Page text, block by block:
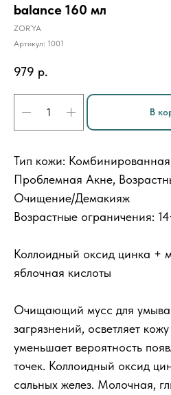
balance 160 мл
ZOR`YA
Артикул: 1001
979 р.
В
Тип кожи:
Проблемная Акне,
Очищение/Демакияж
Возрастные ограничения:
Коллоидный оксид цинка +
яблочная кислоты
Очищающий мусс для
загрязнений, осветляет
уменьшает вероятность
точек. Коллоидный оксид
сальных желез. Молочная,